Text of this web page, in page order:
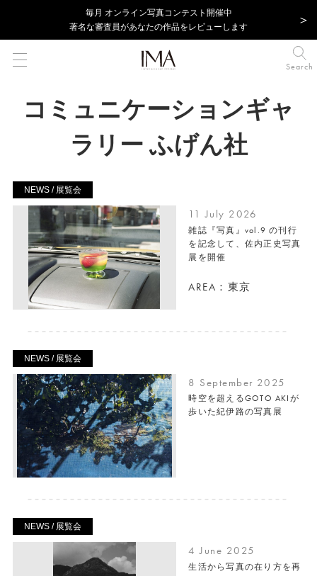
毎⽉ オンライン写真コンテスト開催中
著名な審査員があなたの作品をレビューします
Search
コミュニケーションギャ
ラリー ふげん社
NEWS / 展覧会
11 July 2026
雑誌『写真』vol.9 の刊行
を記念して、佐内正史写真
展を開催
AREA：東京
NEWS / 展覧会
8 September 2025
時空を超えるGOTO AKIが
歩いた紀伊路の写真展
NEWS / 展覧会
4 June 2025
生活から写真の在り方を再